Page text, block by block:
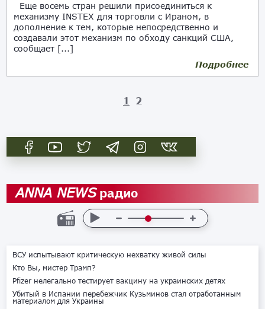
Еще восемь стран решили присоединиться к
механизму INSTEX для торговли с Ираном, в
дополнение к тем, которые непосредственно и
создавали этот механизм по обходу санкций США,
сообщает [...]
Подробнее
1 2
ANNA NEWSрадио
ВСУ испытывают критическую нехватку живой силы
Кто Вы, мистер Трамп?
Pfizer нелегально тестирует вакцину на украинских детях
Убитый в Испании перебежчик Кузьминов стал отработанным
материалом для Украины